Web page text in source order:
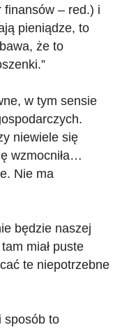
finansów – red.) i
pieniądze, to
że to
w tym sensie
niewiele się
wzmocniła…
Nie ma
będzie naszej
miał puste
te niepotrzebne
sposób to